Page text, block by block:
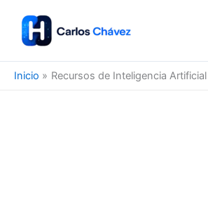
contenido
Inicio Recursos de Inteligencia Artificial